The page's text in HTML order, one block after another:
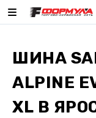
ШИНА
ALPINE
XL В